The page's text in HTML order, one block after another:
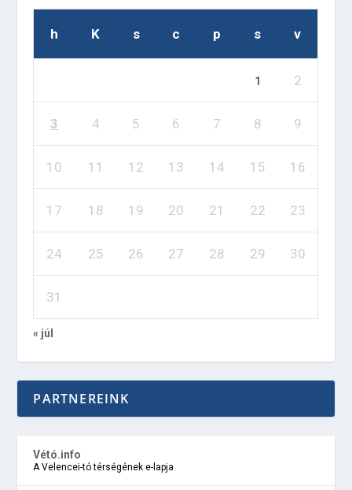
h K s c p s v
1 2
3 4 5 6 7 8 9
10 11 12 13 14 15 16
17 18 19 20 21 22 23
24 25 26 27 28 29 30
31
« júl
PARTNEREINK
Vétó.info
A Velencei-tó térségének e-lapja